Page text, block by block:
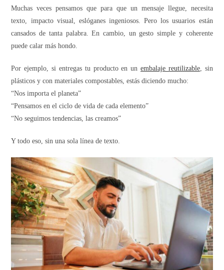
Muchas veces pensamos que para que un mensaje llegue, necesita
texto, impacto visual, eslóganes ingeniosos. Pero los usuarios están
cansados de tanta palabra. En cambio, un gesto simple y coherente
puede calar más hondo.
Por ejemplo, si entregas tu producto en un embalaje reutilizable, sin
plásticos y con materiales compostables, estás diciendo mucho:
“Nos importa el planeta”
“Pensamos en el ciclo de vida de cada elemento”
“No seguimos tendencias, las creamos”
Y todo eso, sin una sola línea de texto.